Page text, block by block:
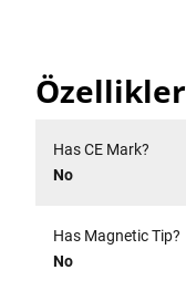
Özellikler
Has CE Mark?
No
Has Magnetic Tip?
No